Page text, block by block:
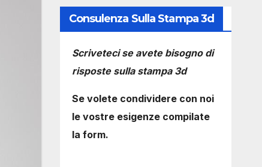
Consulenza Sulla Stampa 3d
Scriveteci se avete bisogno di
risposte sulla stampa 3d
Se volete condividere con noi
le vostre esigenze compilate
la form.